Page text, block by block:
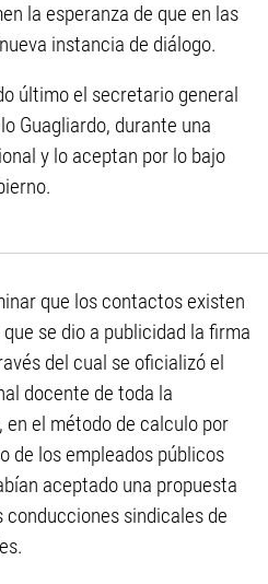
la esperanza de que en las
instancia de diálogo.
último el secretario general
Guagliardo, durante una
y lo aceptan por lo bajo
que los contactos existen
se dio a publicidad la firma
del cual se oficializó el
docente de toda la
el método de calculo por
de los empleados públicos
aceptado una propuesta
sindicales de